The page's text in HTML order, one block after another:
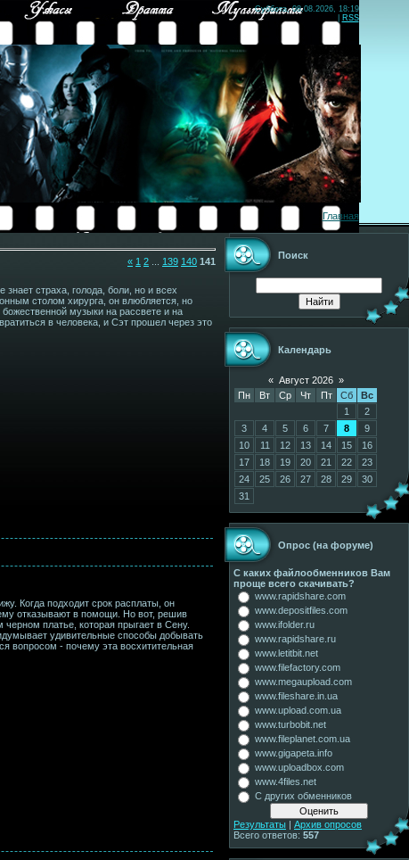
Суббота, 08.08.2026, 18:19
RSS
Главная
« 1 2 139 140 141
страха, голода, боли, но и всех
столом хирурга, он влюбляется, но
музыки на рассвете и на
в человека, и Сэт прошел через это
Когда подходит срок расплаты, он
отказывают в помощи. Но вот, решив
платье, которая прыгает в Сену.
удивительные способы добывать
вопросом - почему эта восхитительная
Поиск
Календарь
« Август 2026 »
Пн
Вт Ср Чт Пт Сб
Вс
1
2
3
4 5 6 7 8
9
10
11 12 13 14 15
16
17
18 19 20 21 22
23
24
25 26 27 28 29
30
31
Опрос (на форуме)
С каких файлообменников Вам
проще всего скачивать?
www.rapidshare.com
www.depositfiles.com
www.ifolder.ru
www.rapidshare.ru
www.letitbit.net
www.filefactory.com
www.megaupload.com
www.fileshare.in.ua
www.upload.com.ua
www.turbobit.net
www.fileplanet.com.ua
www.gigapeta.info
www.uploadbox.com
www.4files.net
С других обменников
Результаты | Архив опросов
Всего ответов: 557